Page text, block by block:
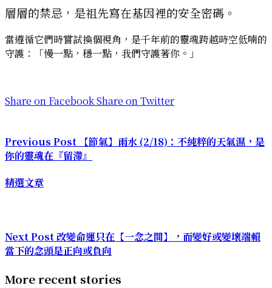
層層的禁忌，是祖先寫在基因裡的安全密碼。
當遵循它們時嘗試換個視角，是千年前的靈魂跨越時空低喃的
守護：「慢一點，穩一點，我們守護著你。」
Share on FacebookShare on Twitter
Previous Post 【節氣】雨水 (2/18)：不純粹的天氣濕，是
你的靈魂在『留滯』
精選文章
Next Post改變命運只在【一念之間】，而變好或變壞端賴
當下的念頭是正向或負向
More recent stories